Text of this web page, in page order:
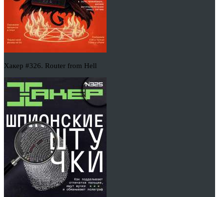
Хакер #326. Router from Hell